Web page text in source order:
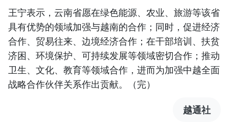
王宁表示，云南省愿在绿色能源、农业、旅游等该省
具有优势的领域加强与越南的合作；同时，促进经济
合作、贸易往来、边境经济合作；在干部培训、扶贫
济困、环境保护、可持续发展等领域密切合作；推动
卫生、文化、教育等领域合作，进而为加强中越全面
战略合作伙伴关系作出贡献。（完）
越通社